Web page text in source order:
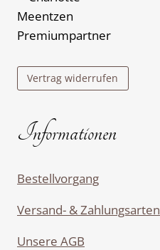
Vertrag widerrufen
Informationen
Bestellvorgang
Versand- & Zahlungsarten
Unsere AGB